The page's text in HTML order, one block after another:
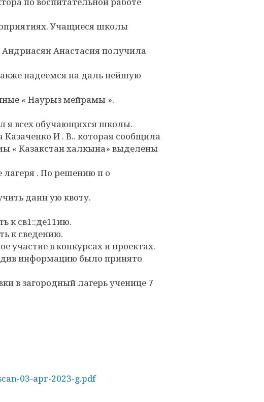
Учащиеся школы
Анастасия получила
надеемся на даль нейшую
« Наурыз мейрамы ».
я всех обучающихся школы.
Казаченко И . В.. которая сообщила
« Казакстан халкына» выделены
лагеря . По решению п о
данн ую квоту.
к св1::де11ию.
к сведению.
участие в конкурсах и проектах.
информацию было принято
в загородный лагерь ученице 7
03-apr-2023-g.pdf